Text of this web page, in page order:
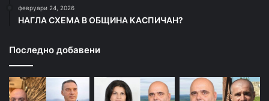
февруари 24, 2026
НАГЛА СХЕМА В ОБЩИНА КАСПИЧАН?
Последно добавени